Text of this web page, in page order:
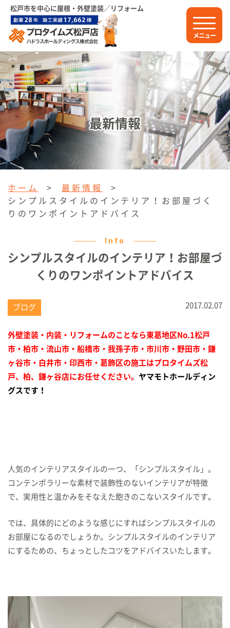
松戸市を中心に屋根・外壁塗装／リフォーム
メニュー
最新情報
ホーム > 最新情報
>
シンプルスタイルのインテリア！お部屋づく
りのワンポイントアドバイス
Info
シンプルスタイルのインテリア！お部屋づ
くりのワンポイントアドバイス
ブログ 2017.02.07
外壁塗装・内装・リフォームのことなら東葛地区No.1松戸
市・柏市・流山市・船橋市・我孫子市・市川市・野田市・鎌
ヶ谷市・ 白井市・印西市・葛飾区の施工はプロタイムズ松
戸、柏、鎌ヶ谷店にお任せください。 ヤマモトホールディン
グスです！
人気のインテリアスタイルの一つ、「シンプルスタイル」。
コンテンポラリーな素材で装飾性のないインテリアが特徴
で、実用性と温かみをそなえた飽きのこないスタイルです。
では、具体的にどのような感じにすればシンプルスタイルの
お部屋になるのでしょうか。シンプルスタイルのインテリア
にするための、ちょっとしたコツをアドバイスいたします。